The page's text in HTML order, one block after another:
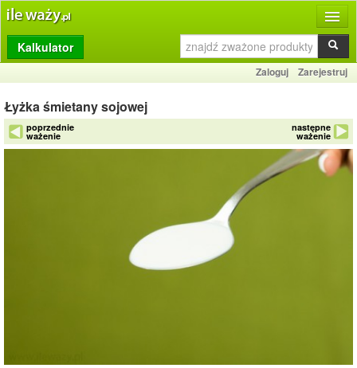
Produkty
Dziennik
Przelicznik
Porównywarka
Kalkulator
Zaloguj Zarejestruj
Łyżka śmietany sojowej
poprzednie
ważenie
następne
ważenie